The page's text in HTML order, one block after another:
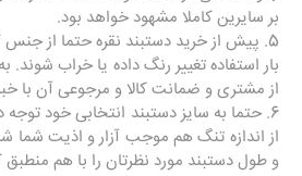
بر سایرین کاملا مشهود خواهد بود.
5. پیش از خرید دستبند نقره حتما از
بار استفاده تغییر رنگ داده یا خراب
از مشتری و ضمانت کالا و مرجوعی آن با
6. حتما به سایز دستبند انتخابی خود
از اندازه تنگ هم موجب آزار و اذیت شما
و طول دستبند مورد نظرتان را با هم